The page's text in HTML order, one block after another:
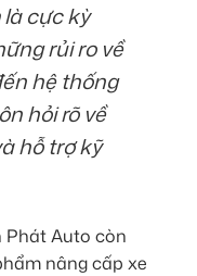
cực kỳ
rủi ro về
hệ thống
hỏi rõ về
hỗ trợ kỹ
Phát Auto còn
nâng cấp xe